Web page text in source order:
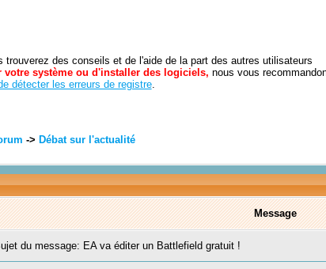
trouverez des conseils et de l'aide de la part des autres utilisateurs
système ou d'installer des logiciels, nous vous
détecter les erreurs de registre.
-> Débat sur l'actualité
Message
du message: EA va éditer un Battlefield gratuit !